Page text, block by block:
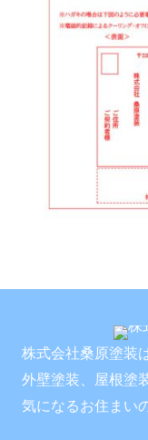
株式会社桑原塗装は
外壁塗装、屋根塗
気になるお住まい